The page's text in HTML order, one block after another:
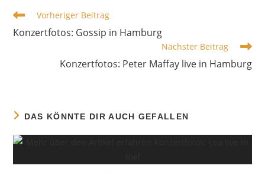
WEITERE
ANSEHEN
Vorheriger Beitrag
Konzertfotos: Gossip in Hamburg
Nächster Beitrag
Konzertfotos: Peter Maffay live in Hamburg
DAS KÖNNTE DIR AUCH GEFALLEN